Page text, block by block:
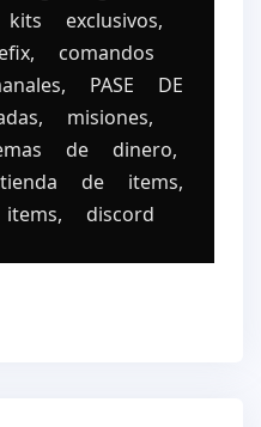
exclusivos,
comandos
PASE DE
misiones,
de dinero,
tienda de items,
discord